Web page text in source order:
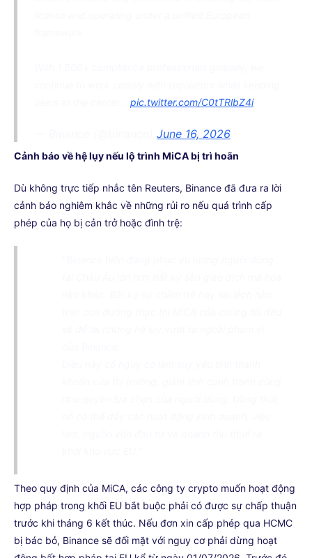
pic.twitter.com/C0tTRlbZ4i
June 16, 2026
Cảnh báo về hệ lụy nếu lộ trình MiCA bị trì hoãn
Dù không trực tiếp nhắc tên Reuters, Binance đã đưa ra lời
cảnh báo nghiêm khắc về những rủi ro nếu quá trình cấp
phép của họ bị cản trở hoặc đình trệ:
Theo quy định của MiCA, các công ty crypto muốn hoạt động
hợp pháp trong khối EU bắt buộc phải có được sự chấp thuận
trước khi tháng 6 kết thúc. Nếu đơn xin cấp phép qua HCMC
bị bác bỏ, Binance sẽ đối mặt với nguy cơ phải dừng hoạt